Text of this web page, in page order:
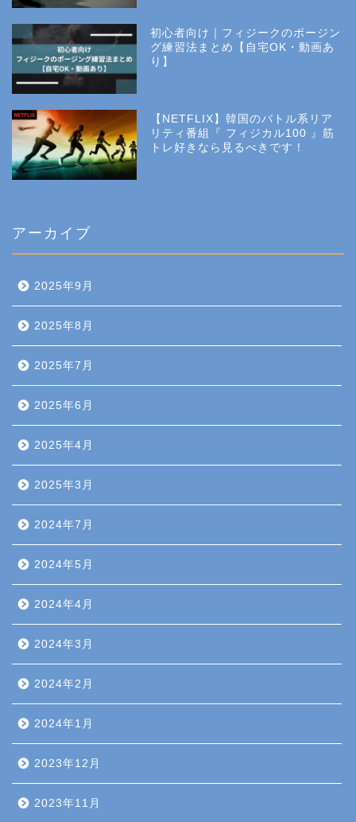
初心者向け｜フィジークのポージン
グ練習法まとめ【自宅OK・動画あ
り】
【NETFLIX】韓国のバトル系リア
リティ番組『 フィジカル100 』筋
トレ好きなら見るべきです！
アーカイブ
2025年9月
2025年8月
2025年7月
2025年6月
2025年4月
2025年3月
2024年7月
2024年5月
2024年4月
2024年3月
2024年2月
2024年1月
2023年12月
2023年11月